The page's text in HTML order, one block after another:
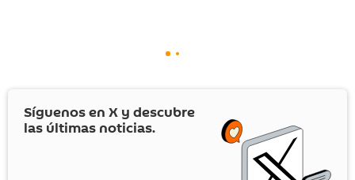
Síguenos en X y descubre
las últimas noticias.